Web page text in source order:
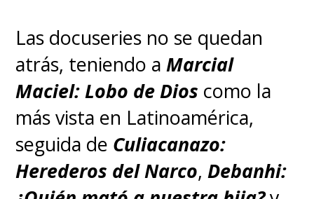
Las docuseries no se quedan
atrás, teniendo a Marcial
Maciel: Lobo de Dios como la
más vista en Latinoamérica,
seguida de Culiacanazo:
Herederos del Narco,Debanhi: